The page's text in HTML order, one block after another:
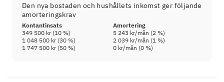
Den nya bostaden och hushållets inkomst ger följande
amorteringskrav
Kontantinsats
Amortering
349 500 kr(10 %) 5 243 kr/mån (2 %)
1 048 500 kr(30 %) 2 039 kr/mån (1 %)
1 747 500 kr(50 %) 0 kr/mån (0 %)